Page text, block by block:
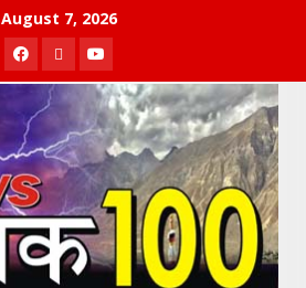
August 7, 2026
Facebook
TwitterYoutube